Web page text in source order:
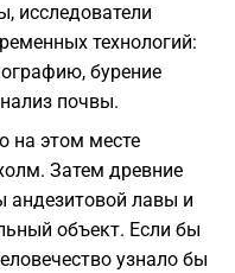
исследователи
технологий:
бурение
почвы.
на этом месте
Затем древние
андезитовой лавы и
объект. Если бы
узнало бы